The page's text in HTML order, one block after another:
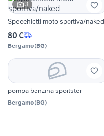
3
Specchietti moto sportiva/naked
80 €
Bergamo(BG)
pompa benzina sportster
Bergamo(BG)